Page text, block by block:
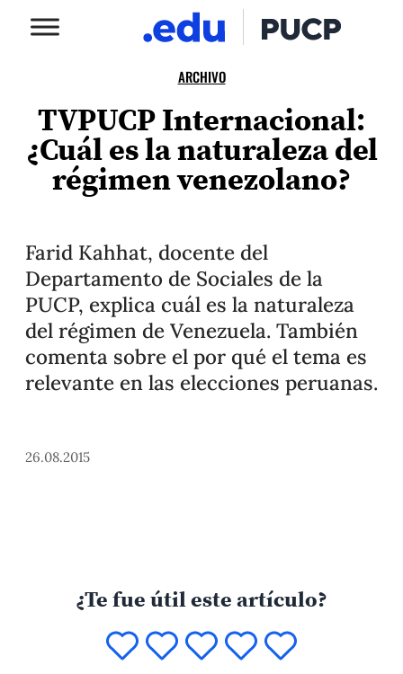
ARCHIVO
TVPUCP Internacional:
¿Cuál es la naturaleza del
régimen venezolano?
Farid Kahhat, docente del
Departamento de Sociales de la
PUCP, explica cuál es la naturaleza
del régimen de Venezuela. También
comenta sobre el por qué el tema es
relevante en las elecciones peruanas.
26.08.2015
¿Te fue útil este artículo?